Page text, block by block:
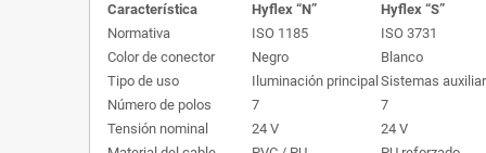
Característica Hyflex “N”
Hyflex “S”
Normativa
ISO 1185
ISO 3731
Color de conector
Negro
Blanco
Tipo de uso
Iluminación principal Sistemas
Número de polos
7
7
Tensión nominal
24 V
24 V